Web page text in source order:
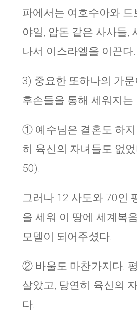
파에서는 여호수아와 드
야일, 압돈 같은 사사들,
나서 이스라엘을 이끈다.
3) 중요한 또하나의 가
후손들을 통해 세워지는
① 예수님은 결혼도 하지
히 육신의 자녀들도 없
50).
그러나 12 사도와 70인
을 세워 이 땅에 세계복
모델이 되어주셨다.
② 바울도 마찬가지다.
살았고, 당연히 육신의
다.